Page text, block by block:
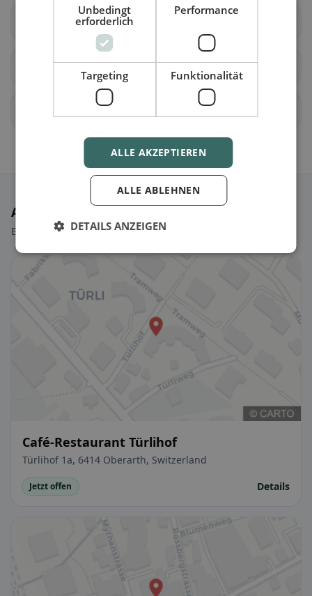
allenwinden
Finstersee
Ausgewählte Restaurants
Ein paar Picks, um sofort loszulegen.
Café-Restaurant Türlihof
Türlihof 1a, 6414 Oberarth, Switzerland
Jetzt offen Details
Unbedingt
erforderlich
Performance
Targeting Funktionalität
ALLE AKZEPTIEREN
ALLE ABLEHNEN
DETAILS ANZEIGEN